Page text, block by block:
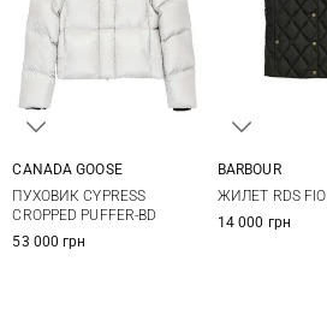
CANADA GOOSE
ПУХОВИК CYPRESS
CROPPED PUFFER-BD
53 000 грн
BARBOUR
ЖИЛЕТ RDS
14 000 грн